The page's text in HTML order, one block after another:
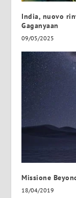
India, nuovo
Gaganyaan
09/05/2025
Missione
18/04/2019